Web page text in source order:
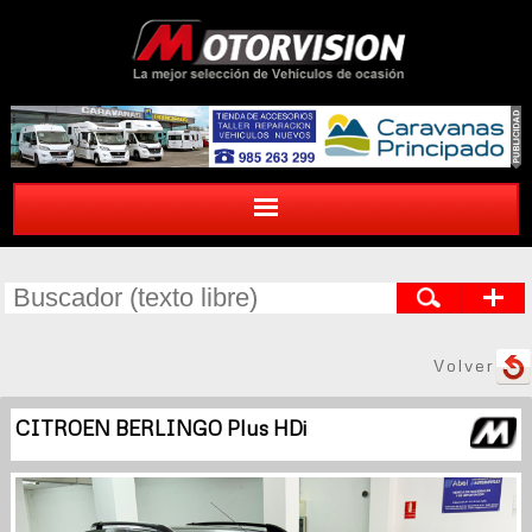
Volver
CITROEN BERLINGO Plus HDi